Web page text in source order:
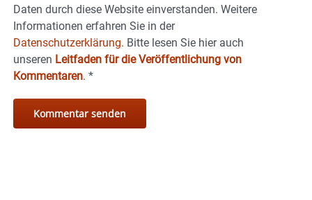
Daten durch diese Website einverstanden. Weitere
Informationen erfahren Sie in der
Datenschutzerklärung. Bitte lesen Sie hier auch
unseren Leitfaden für die Veröffentlichung von
Kommentaren. *